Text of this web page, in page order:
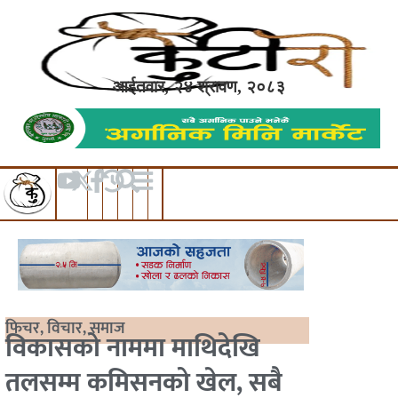
आईतवार, २४ श्रावण, २०८३
फिचर,विचार,समाज
विकासको नाममा माथिदेखि
तलसम्म कमिसनको खेल, सबै